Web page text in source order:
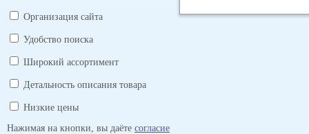
Организация сайта
Удобство поиска
Широкий ассортимент
Детальность описания товара
Низкие цены
Нажимая на кнопки, вы даёте согласие